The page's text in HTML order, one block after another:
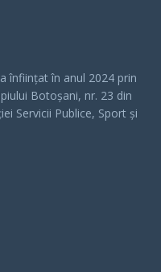
înfiinţat în anul 2024 prin
Botoșani, nr. 23 din
Servicii Publice, Sport și